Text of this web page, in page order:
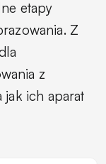
etapy
Z
z
jak ich aparat